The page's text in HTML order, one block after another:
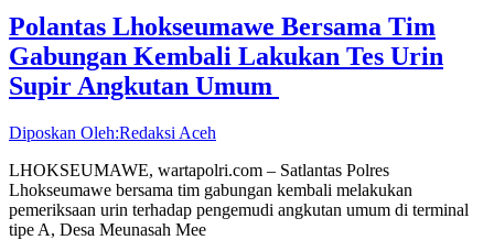
Polantas Lhokseumawe Bersama Tim
Gabungan Kembali Lakukan Tes Urin
Supir Angkutan Umum
Diposkan Oleh:Redaksi Aceh
LHOKSEUMAWE, wartapolri.com – Satlantas Polres
Lhokseumawe bersama tim gabungan kembali melakukan
pemeriksaan urin terhadap pengemudi angkutan umum di terminal
tipe A, Desa Meunasah Mee